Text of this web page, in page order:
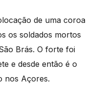
de uma coroa
os soldados mortos
Brás. O forte foi
e desde então é o
nos Açores.